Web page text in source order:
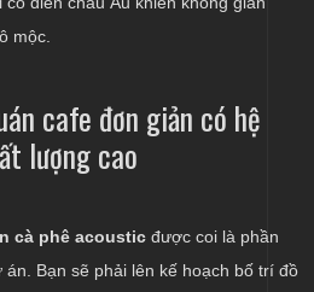
mộc.
cafe đơn giản có hệ
lượng cao
cà phê acoustic được coi là phần
Bạn sẽ phải lên kế hoạch bố trí đồ